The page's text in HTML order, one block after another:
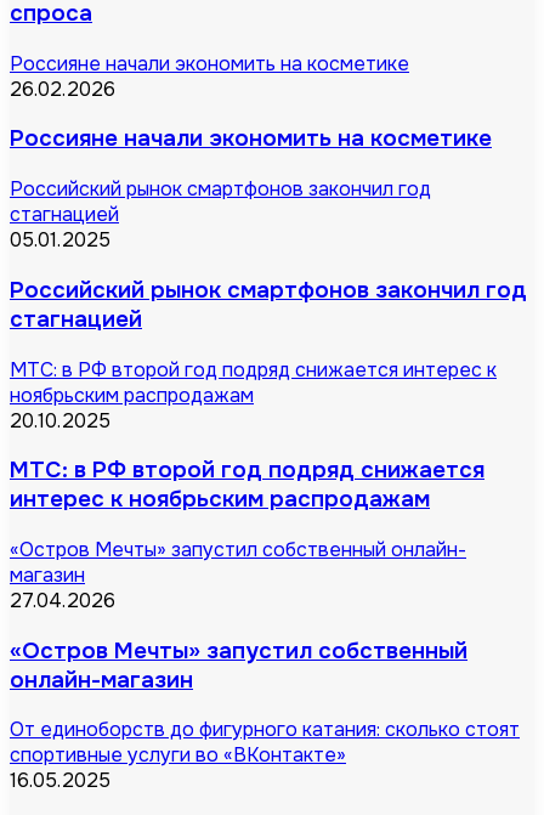
спроса
Россияне начали экономить на косметике
26.02.2026
Россияне начали экономить на косметике
Российский рынок смартфонов закончил год
стагнацией
05.01.2025
Российский рынок смартфонов закончил год
стагнацией
МТС: в РФ второй год подряд снижается интерес к
ноябрьским распродажам
20.10.2025
МТС: в РФ второй год подряд снижается
интерес к ноябрьским распродажам
«Остров Мечты» запустил собственный онлайн-
магазин
27.04.2026
«Остров Мечты» запустил собственный
онлайн-магазин
От единоборств до фигурного катания: сколько стоят
спортивные услуги во «ВКонтакте»
16.05.2025